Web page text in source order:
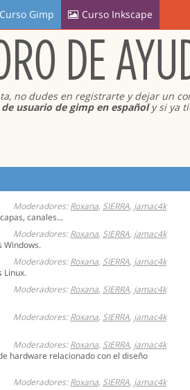
Curso Gimp Curso Inkscape
DE
no dudes en registrarte y dejar un
usuario de gimp en españoly si ya
Moderadores:Roxana, SIERRA, jamac4k
canales...
Moderadores:Roxana, SIERRA, jamac4k
Windows.
Moderadores:Roxana, SIERRA, jamac4k
Linux.
Moderadores:Roxana, SIERRA, jamac4k
Moderadores:Roxana, SIERRA, jamac4k
Moderadores:Roxana, SIERRA, jamac4k
hardware relacionado con el diseño
Moderadores:Roxana, SIERRA, jamac4k